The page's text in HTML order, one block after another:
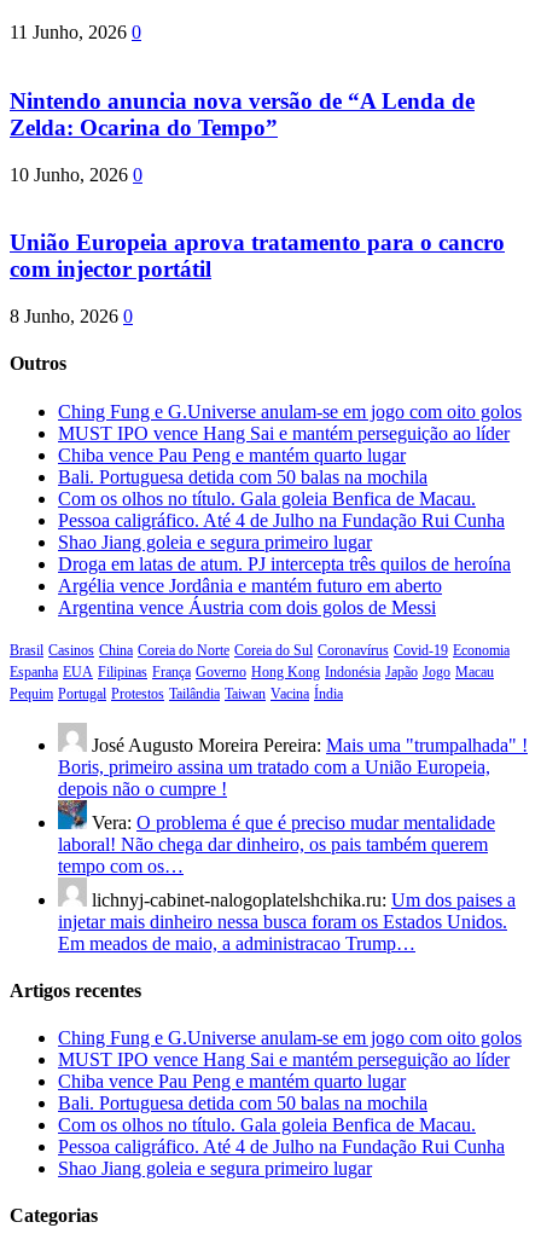
11 Junho, 2026 0
Nintendo anuncia nova versão de “A Lenda de
Zelda: Ocarina do Tempo”
10 Junho, 2026 0
União Europeia aprova tratamento para o cancro
com injector portátil
8 Junho, 2026 0
Outros
Ching Fung e G.Universe anulam-se em jogo com oito golos
MUST IPO vence Hang Sai e mantém perseguição ao líder
Chiba vence Pau Peng e mantém quarto lugar
Bali. Portuguesa detida com 50 balas na mochila
Com os olhos no título. Gala goleia Benfica de Macau.
Pessoa caligráfico. Até 4 de Julho na Fundação Rui Cunha
Shao Jiang goleia e segura primeiro lugar
Droga em latas de atum. PJ intercepta três quilos de heroína
Argélia vence Jordânia e mantém futuro em aberto
Argentina vence Áustria com dois golos de Messi
Brasil Casinos China Coreia do Norte Coreia do Sul Coronavírus Covid-19 Economia
Espanha EUA Filipinas França Governo Hong Kong Indonésia Japão Jogo Macau
Pequim Portugal Protestos Tailândia Taiwan Vacina Índia
José Augusto Moreira Pereira: Mais uma "trumpalhada" !
Boris, primeiro assina um tratado com a União Europeia,
depois não o cumpre !
Vera: O problema é que é preciso mudar mentalidade
laboral! Não chega dar dinheiro, os pais também querem
tempo com os…
lichnyj-cabinet-nalogoplatelshchika.ru: Um dos paises a
injetar mais dinheiro nessa busca foram os Estados Unidos.
Em meados de maio, a administracao Trump…
Artigos recentes
Ching Fung e G.Universe anulam-se em jogo com oito golos
MUST IPO vence Hang Sai e mantém perseguição ao líder
Chiba vence Pau Peng e mantém quarto lugar
Bali. Portuguesa detida com 50 balas na mochila
Com os olhos no título. Gala goleia Benfica de Macau.
Pessoa caligráfico. Até 4 de Julho na Fundação Rui Cunha
Shao Jiang goleia e segura primeiro lugar
Categorias